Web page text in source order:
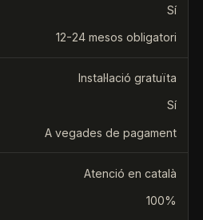
Sí
12-24 mesos obligatori
Instal·lació gratuïta
Sí
A vegades de pagament
Atenció en català
100%